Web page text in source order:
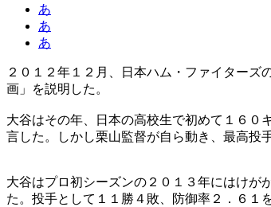
あ
あ
あ
２０１２年１２月、日本ハム・ファイター
画」を説明した。
大谷はその年、日本の高校生で初めて１６０
言した。しかし栗山監督が自ら動き、最高投
大谷はプロ初シーズンの２０１３年にはけが
た。投手として１１勝４敗、防御率２．６１